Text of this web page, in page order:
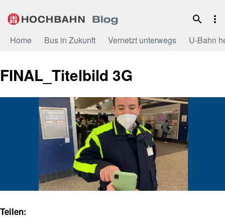
Inhalt
Home Bus in Zukunft Vernetzt unterwegs U-Bahn
FINAL_Titelbild 3G
Teilen: